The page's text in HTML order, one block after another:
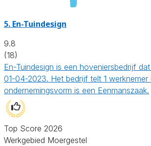
5. En-Tuindesign
9.8
(18)
En-Tuindesign is een hoveniersbedrijf
01-04-2023. Het bedrijf telt 1 werknemer
ondernemingsvorm is een Eenmanszaak.
Top Score 2026
Werkgebied Moergestel